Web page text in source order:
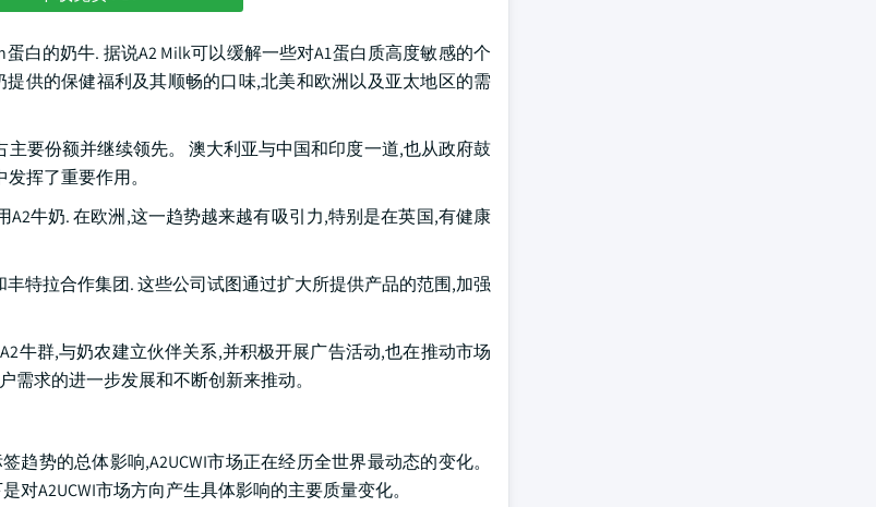
白的奶牛. 据说A2 Milk可以缓解一些对A1蛋白质高度敏感的个
供的保健福利及其顺畅的口味,北美和欧洲以及亚太地区的需
要份额并继续领先。 澳大利亚与中国和印度一道,也从政府鼓
挥了重要作用。
牛奶. 在欧洲,这一趋势越来越有吸引力,特别是在英国,有健康
特拉合作集团. 这些公司试图通过扩大所提供产品的范围,加强
牛群,与奶农建立伙伴关系,并积极开展广告活动,也在推动市场
需求的进一步发展和不断创新来推动。
势的总体影响,A2UCWI市场正在经历全世界最动态的变化。
A2UCWI市场方向产生具体影响的主要质量变化。